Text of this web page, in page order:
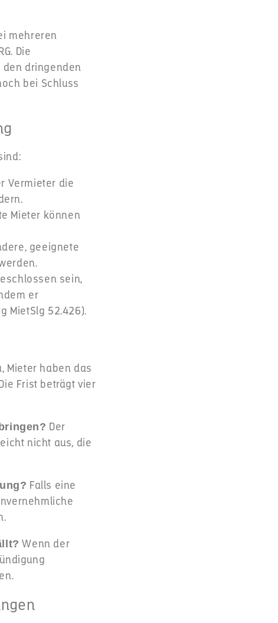
mehreren
Die
den dringenden
bei Schluss
Vermieter die
Mieter können
geeignete
sein,
er
MietSlg 52.426).
Mieter haben das
Frist beträgt vier
Der
nicht aus, die
Falls eine
Wenn der